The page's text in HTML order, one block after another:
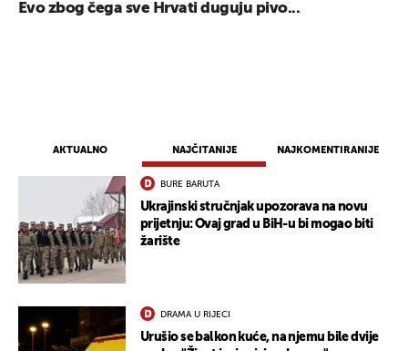
AKTUALNO NAJČITANIJE NAJKOMENTIRANIJE
BURE BARUTA
Ukrajinski stručnjak upozorava na novu
prijetnju: Ovaj grad u BiH-u bi mogao biti
žarište
DRAMA U RIJECI
Urušio se balkon kuće, na njemu bile dvije
Evo zbog čega sve Hrvati duguju pivo...